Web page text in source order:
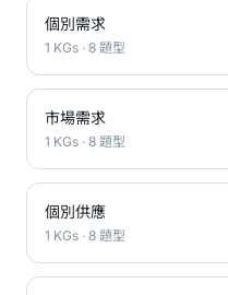
個別需求
1 KGs · 8 題型
市場需求
1 KGs · 8 題型
個別供應
1 KGs · 8 題型